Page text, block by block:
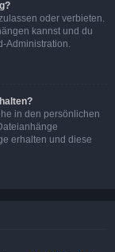
oder verbieten.
kannst und du
Administration.
in den persönlichen
erhalten und diese